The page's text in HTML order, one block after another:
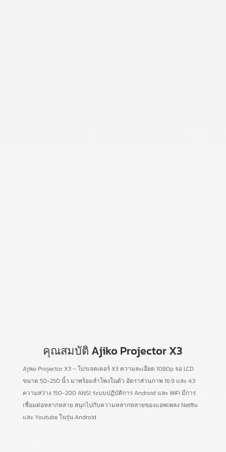
คุณสมบัติ Ajiko Projector X3
Ajiko Projector X3 – โปรเจคเตอร์ X3 ความละเอียด 1080p จอ LCD
ขนาด 50-250 นิ้ว มาพร้อมลำโพงในตัว อัตราส่วนภาพ 16:9 และ 4:3
ความสว่าง 150-200 ANSI ระบบปฏิบัติการ Android และ WiFi มีการ
เชื่อมต่อหลากหลาย สนุกไปกับความหลากหลายของแอพเพลง Netflix
และ Youtube ในรุ่น Android